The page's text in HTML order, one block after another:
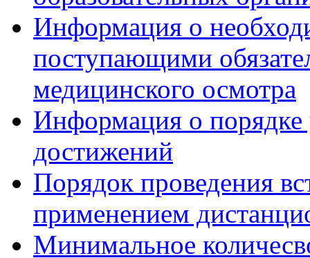
Информация о
поступающими
медицинского осмотра
Информация о порядке
достижений
Порядок проведения
применением
Минимальное